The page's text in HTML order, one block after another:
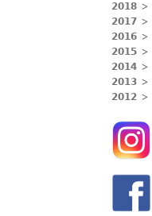
2018
2017
2016
2015
2014
2013
2012